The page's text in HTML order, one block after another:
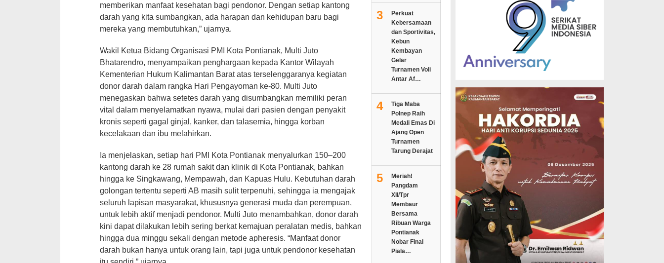
memberikan manfaat kesehatan bagi pendonor. Dengan setiap kantong
darah yang kita sumbangkan, ada harapan dan kehidupan baru bagi
mereka yang membutuhkan,” ujarnya.
Wakil Ketua Bidang Organisasi PMI Kota Pontianak, Multi Juto
Bhatarendro, menyampaikan penghargaan kepada Kantor Wilayah
Kementerian Hukum Kalimantan Barat atas terselenggaranya kegiatan
donor darah dalam rangka Hari Pengayoman ke-80. Multi Juto
menegaskan bahwa setetes darah yang disumbangkan memiliki peran
vital dalam menyelamatkan nyawa, mulai dari pasien dengan penyakit
kronis seperti gagal ginjal, kanker, dan talasemia, hingga korban
kecelakaan dan ibu melahirkan.
Ia menjelaskan, setiap hari PMI Kota Pontianak menyalurkan 150–200
kantong darah ke 28 rumah sakit dan klinik di Kota Pontianak, bahkan
hingga ke Singkawang, Mempawah, dan Kapuas Hulu. Kebutuhan darah
golongan tertentu seperti AB masih sulit terpenuhi, sehingga ia mengajak
seluruh lapisan masyarakat, khususnya generasi muda dan perempuan,
untuk lebih aktif menjadi pendonor. Multi Juto menambahkan, donor darah
kini dapat dilakukan lebih sering berkat kemajuan peralatan medis, bahkan
hingga dua minggu sekali dengan metode apheresis. “Manfaat donor
darah bukan hanya untuk orang lain, tapi juga untuk pendonor kesehatan
3
Perkuat
Kebersamaan
dan Sportivitas,
Kebun
Kembayan
Gelar
Turnamen Voli
Antar Af…
4
Tiga Maba
Polnep Raih
Medali Emas Di
Ajang Open
Turnamen
Tarung Derajat
5
Meriah!
Pangdam
XII/Tpr
Membaur
Bersama
Ribuan Warga
Pontianak
Nobar Final
Piala…